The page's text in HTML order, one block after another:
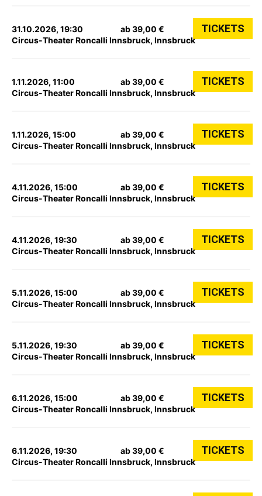
31.10.2026, 19:30
Circus-Theater Roncalli Innsbruck, Innsbruck
ab 39,00 € TICKETS
1.11.2026, 11:00
Circus-Theater Roncalli Innsbruck, Innsbruck
ab 39,00 € TICKETS
1.11.2026, 15:00
Circus-Theater Roncalli Innsbruck, Innsbruck
ab 39,00 € TICKETS
4.11.2026, 15:00
Circus-Theater Roncalli Innsbruck, Innsbruck
ab 39,00 € TICKETS
4.11.2026, 19:30
Circus-Theater Roncalli Innsbruck, Innsbruck
ab 39,00 € TICKETS
5.11.2026, 15:00
Circus-Theater Roncalli Innsbruck, Innsbruck
ab 39,00 € TICKETS
5.11.2026, 19:30
Circus-Theater Roncalli Innsbruck, Innsbruck
ab 39,00 € TICKETS
6.11.2026, 15:00
Circus-Theater Roncalli Innsbruck, Innsbruck
ab 39,00 € TICKETS
6.11.2026, 19:30
Circus-Theater Roncalli Innsbruck, Innsbruck
ab 39,00 € TICKETS